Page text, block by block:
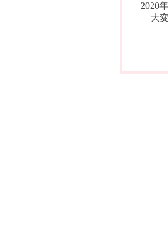
2020
大